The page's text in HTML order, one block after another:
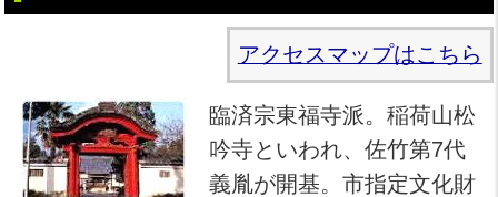
アクセスマップはこちら
臨済宗東福寺派。稲荷山松
吟寺といわれ、佐竹第7代
義胤が開基。市指定文化財